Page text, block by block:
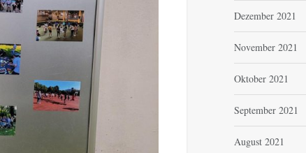
Dezember 2021
November 2021
Oktober 2021
September 2021
August 2021